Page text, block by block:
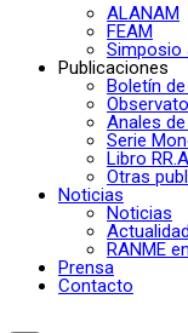
ALANAM
FEAM
Simposio
Publicaciones
Boletín
Anales
Serie
Libro
Otras
Noticias
Noticias
RANME
Prensa
Contacto